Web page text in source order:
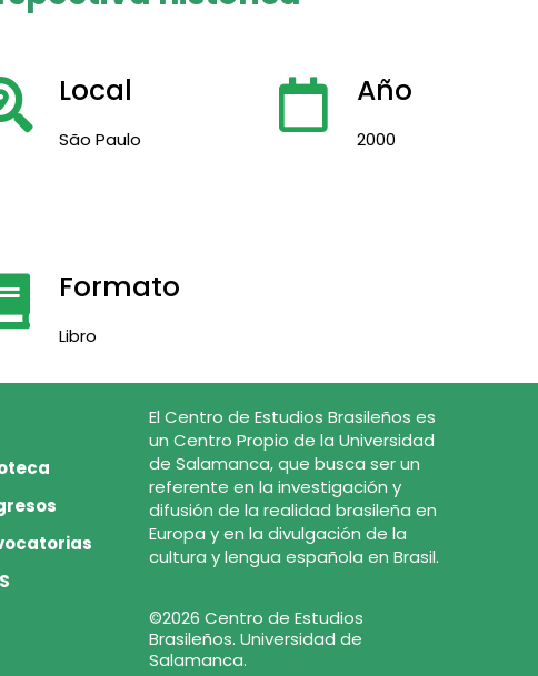
Local
São Paulo
Año
2000
Formato
Libro
El Centro de Estudios Brasileños es
un Centro Propio de la Universidad
de Salamanca, que busca ser un
referente en la investigación y
difusión de la realidad brasileña en
Europa y en la divulgación de la
cultura y lengua española en Brasil.
©2026 Centro de Estudios
Brasileños. Universidad de
Salamanca.